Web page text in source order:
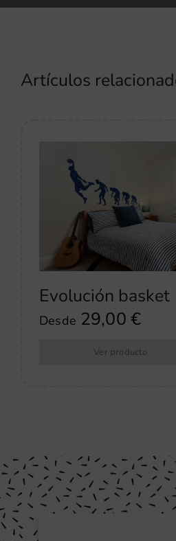
Artículos
Evolución basket
Desde 29,00€
Ver producto